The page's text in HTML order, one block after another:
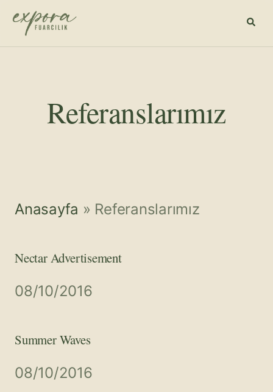
Referanslarımız
Anasayfa » Referanslarımız
Nectar Advertisement
08/10/2016
Summer Waves
08/10/2016